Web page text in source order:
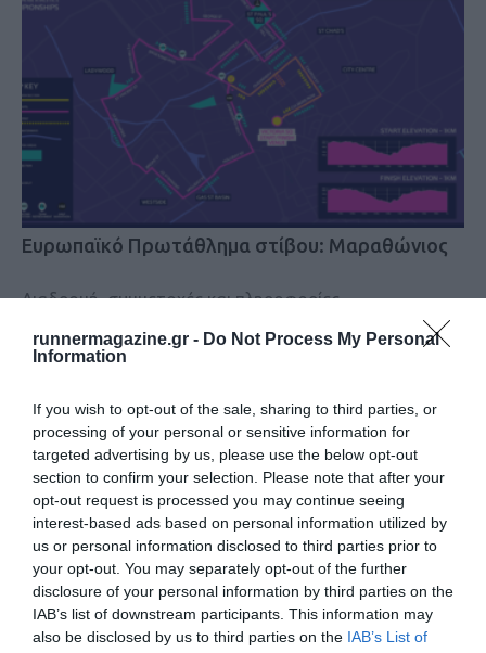
runnermagazine.gr - Do Not Process My Personal
Information
If you wish to opt-out of the sale, sharing to third parties, or
processing of your personal or sensitive information for
targeted advertising by us, please use the below opt-out
section to confirm your selection. Please note that after your
opt-out request is processed you may continue seeing
interest-based ads based on personal information utilized by
us or personal information disclosed to third parties prior to
your opt-out. You may separately opt-out of the further
disclosure of your personal information by third parties on the
IAB’s list of downstream participants. This information may
also be disclosed by us to third parties on the IAB’s List of
Eυρωπαϊκό Πρωτάθλημα στίβου: Μαραθώνιος
Διαδρομή, συμμετοχές και πληροφορίες